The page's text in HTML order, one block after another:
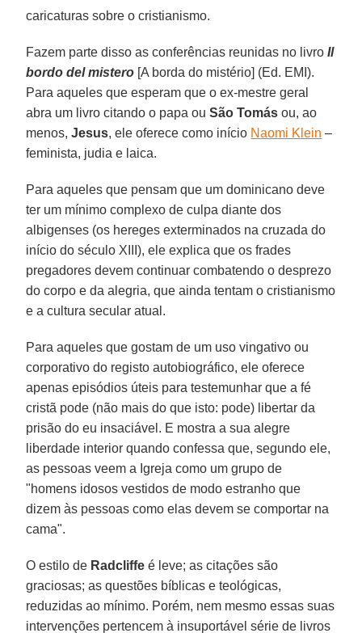
caricaturas sobre o cristianismo.
Fazem parte disso as conferências reunidas no livroIl
bordo del mistero [A borda do mistério] (Ed. EMI).
Para aqueles que esperam que o ex-mestre geral
abra um livro citando o papa ouSão Tomás ou, ao
menos,Jesus, ele oferece como início Naomi Klein –
feminista, judia e laica.
Para aqueles que pensam que um dominicano deve
ter um mínimo complexo de culpa diante dos
albigenses (os hereges exterminados na cruzada do
início do século XIII), ele explica que os frades
pregadores devem continuar combatendo o desprezo
do corpo e da alegria, que ainda tentam o cristianismo
e a cultura secular atual.
Para aqueles que gostam de um uso vingativo ou
corporativo do registo autobiográfico, ele oferece
apenas episódios úteis para testemunhar que a fé
cristã pode (não mais do que isto: pode) libertar da
prisão do eu insaciável. E mostra a sua alegre
liberdade interior quando confessa que, segundo ele,
as pessoas veem a Igreja como um grupo de
"homens idosos vestidos de modo estranho que
dizem às pessoas como elas devem se comportar na
cama".
O estilo de Radcliffe é leve; as citações são
graciosas; as questões bíblicas e teológicas,
reduzidas ao mínimo. Porém, nem mesmo essas suas
intervenções pertencem à insuportável série de livros